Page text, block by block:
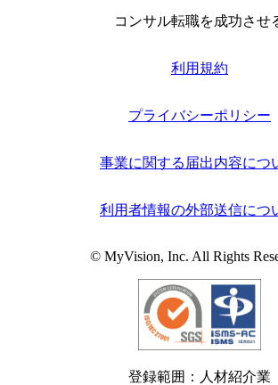
コンサル転職を成功させ
利用規約
プライバシーポリシー
事業に関する届出内容につ
利用者情報の外部送信につ
© MyVision, Inc. All Rights
登録範囲：人材紹介業